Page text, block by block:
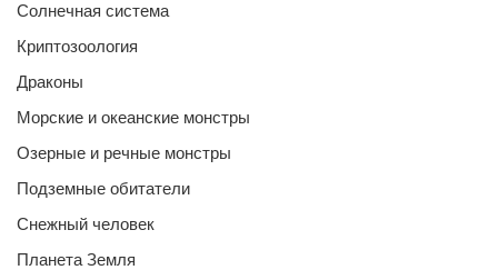
Солнечная система
Криптозоология
Драконы
Морские и океанские монстры
Озерные и речные монстры
Подземные обитатели
Снежный человек
Планета Земля